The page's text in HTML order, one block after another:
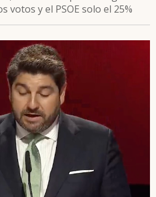
votos y el PSOE solo el 25%